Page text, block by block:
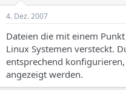
4. Dez. 2007
Dateien die mit einem
Linux Systemen versteckt.
entsprechend
angezeigt werden.